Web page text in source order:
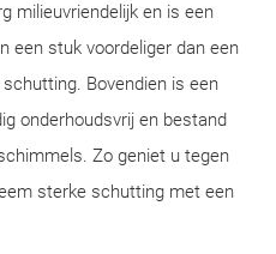
milieuvriendelijk en is een
een stuk voordeliger dan een
Bovendien is een
onderhoudsvrij en bestand
Zo geniet u tegen
sterke schutting met een